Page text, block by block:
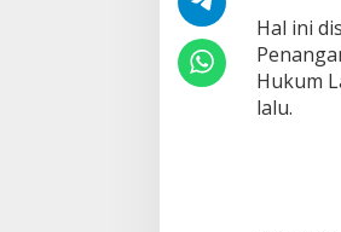
a
n
S
‎Hal ini
Hukum
lalu.